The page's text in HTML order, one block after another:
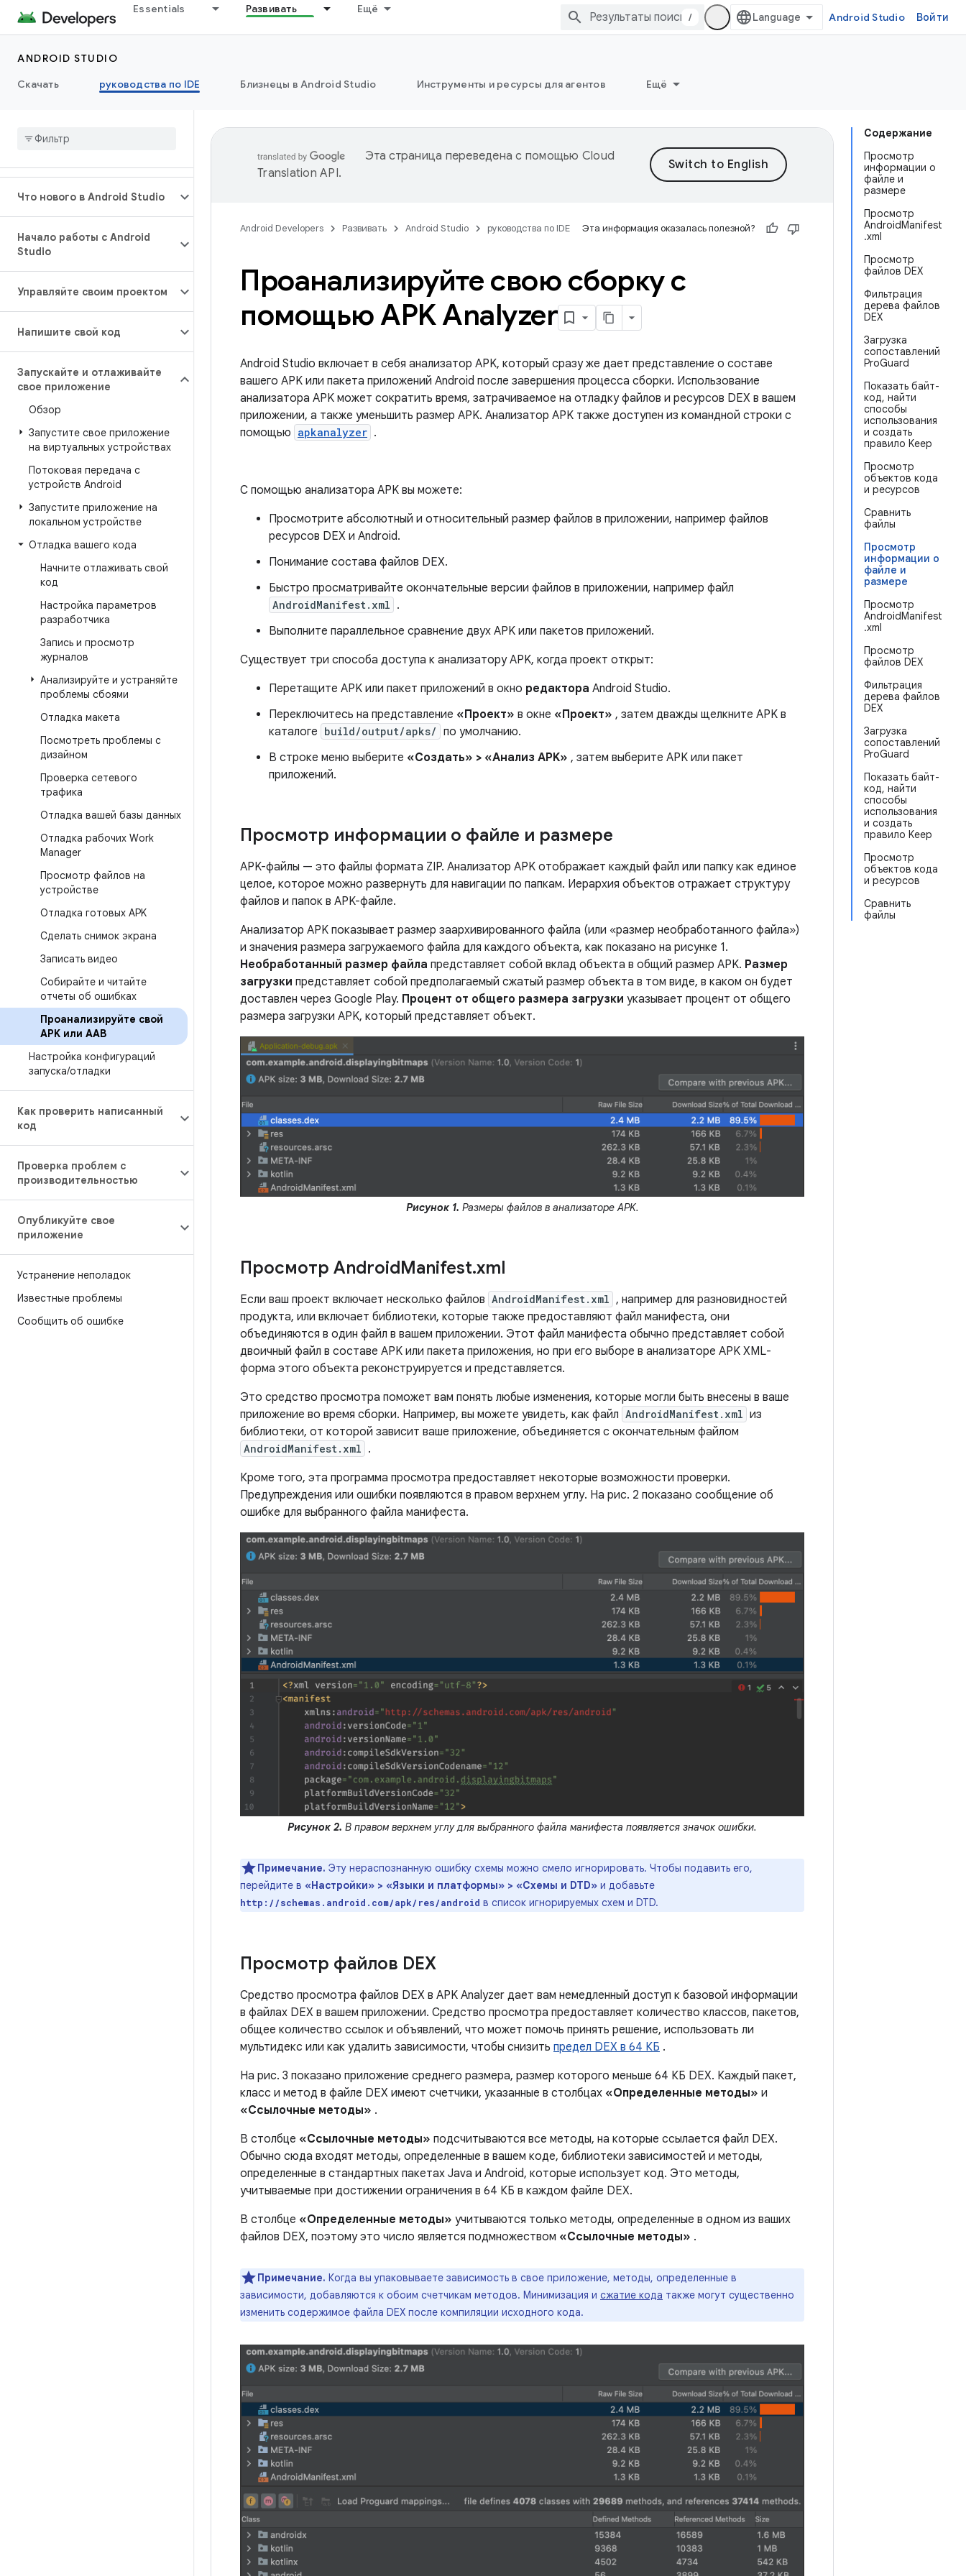
Essentials Развивать Ещё
/ Android Studio Войти
ANDROID STUDIO
Скачать
руководства по IDE Близнецы в Android Studio Инструменты и ресурсы для агентов Ещё
Что нового в Android Studio
Начало работы с Android
Studio
Управляйте своим проектом
Напишите свой код
Запускайте и отлаживайте
свое приложение
Обзор
Запустите свое приложение
на виртуальных устройствах
Потоковая передача с
устройств Android
Запустите приложение на
локальном устройстве
Отладка вашего кода
Начните отлаживать свой
код
Настройка параметров
разработчика
Запись и просмотр
журналов
Анализируйте и устраняйте
проблемы сбоями
Отладка макета
Посмотреть проблемы с
дизайном
Проверка сетевого
трафика
Отладка вашей базы данных
Отладка рабочих Work
Manager
Просмотр файлов на
устройстве
Отладка готовых APK
Сделать снимок экрана
Записать видео
Собирайте и читайте
отчеты об ошибках
Проанализируйте свой
APK или AAB
Настройка конфигураций
запуска/отладки
Как проверить написанный
код
Проверка проблем с
производительностью
Опубликуйте свое
приложение
Устранение неполадок
Известные проблемы
Сообщить об ошибке
Содержание
Просмотр
информации о
файле и
размере
Просмотр
AndroidManifest
.xml
Просмотр
файлов DEX
Фильтрация
дерева файлов
DEX
Загрузка
сопоставлений
ProGuard
Показать байт-
код, найти
способы
использования
и создать
правило Keep
Просмотр
объектов кода
и ресурсов
Сравнить
файлы
Просмотр
информации о
файле и
размере
Просмотр
AndroidManifest
.xml
Просмотр
файлов DEX
Фильтрация
дерева файлов
DEX
Загрузка
сопоставлений
ProGuard
Показать байт-
код, найти
способы
использования
и создать
правило Keep
Просмотр
объектов кода
и ресурсов
Сравнить
файлы
Эта страница переведена с помощью Cloud
Translation API.
Android Developers Развивать Android Studio руководства по IDE Эта информация оказалась полезной?
Проанализируйте свою сборку с
помощью APK Analyzer
Android Studio включает в себя анализатор APK, который сразу же дает представление о составе
вашего APK или пакета приложений Android после завершения процесса сборки. Использование
анализатора APK может сократить время, затрачиваемое на отладку файлов и ресурсов DEX в вашем
приложении, а также уменьшить размер APK. Анализатор APK также доступен из командной строки с
помощью apkanalyzer .
С помощью анализатора APK вы можете:
Просмотрите абсолютный и относительный размер файлов в приложении, например файлов
ресурсов DEX и Android.
Понимание состава файлов DEX.
Быстро просматривайте окончательные версии файлов в приложении, например файл
AndroidManifest.xml .
Выполните параллельное сравнение двух APK или пакетов приложений.
Существует три способа доступа к анализатору APK, когда проект открыт:
Перетащите APK или пакет приложений в окно редактора Android Studio.
Переключитесь на представление «Проект» в окне «Проект» , затем дважды щелкните APK в
каталоге build/output/apks/ по умолчанию.
В строке меню выберите «Создать» > «Анализ APK» , затем выберите APK или пакет
приложений.
Просмотр информации о файле и размере
APK-файлы — это файлы формата ZIP. Анализатор APK отображает каждый файл или папку как единое
целое, которое можно развернуть для навигации по папкам. Иерархия объектов отражает структуру
файлов и папок в APK-файле.
Анализатор APK показывает размер заархивированного файла (или «размер необработанного файла»)
и значения размера загружаемого файла для каждого объекта, как показано на рисунке 1.
Необработанный размер файла представляет собой вклад объекта в общий размер APK. Размер
загрузки представляет собой предполагаемый сжатый размер объекта в том виде, в каком он будет
доставлен через Google Play. Процент от общего размера загрузки указывает процент от общего
размера загрузки APK, который представляет объект.
Рисунок 1. Размеры файлов в анализаторе APK.
Просмотр AndroidManifest.xml
Если ваш проект включает несколько файлов AndroidManifest.xml , например для разновидностей
продукта, или включает библиотеки, которые также предоставляют файл манифеста, они
объединяются в один файл в вашем приложении. Этот файл манифеста обычно представляет собой
двоичный файл в составе APK или пакета приложения, но при его выборе в анализаторе APK XML-
форма этого объекта реконструируется и представляется.
Это средство просмотра поможет вам понять любые изменения, которые могли быть внесены в ваше
приложение во время сборки. Например, вы можете увидеть, как файл AndroidManifest.xml из
библиотеки, от которой зависит ваше приложение, объединяется с окончательным файлом
AndroidManifest.xml .
Кроме того, эта программа просмотра предоставляет некоторые возможности проверки.
Предупреждения или ошибки появляются в правом верхнем углу. На рис. 2 показано сообщение об
ошибке для выбранного файла манифеста.
Рисунок 2. В правом верхнем углу для выбранного файла манифеста появляется значок ошибки.
Примечание. Эту нераспознанную ошибку схемы можно смело игнорировать. Чтобы подавить его,
перейдите в «Настройки» > «Языки и платформы» > «Схемы и DTD» и добавьте
http://schemas.android.com/apk/res/android в список игнорируемых схем и DTD.
Просмотр файлов DEX
Средство просмотра файлов DEX в APK Analyzer дает вам немедленный доступ к базовой информации
в файлах DEX в вашем приложении. Средство просмотра предоставляет количество классов, пакетов,
общее количество ссылок и объявлений, что может помочь принять решение, использовать ли
мультидекс или как удалить зависимости, чтобы снизить предел DEX в 64 КБ .
На рис. 3 показано приложение среднего размера, размер которого меньше 64 КБ DEX. Каждый пакет,
класс и метод в файле DEX имеют счетчики, указанные в столбцах «Определенные методы» и
«Ссылочные методы» .
В столбце «Ссылочные методы» подсчитываются все методы, на которые ссылается файл DEX.
Обычно сюда входят методы, определенные в вашем коде, библиотеки зависимостей и методы,
определенные в стандартных пакетах Java и Android, которые использует код. Это методы,
учитываемые при достижении ограничения в 64 КБ в каждом файле DEX.
В столбце «Определенные методы» учитываются только методы, определенные в одном из ваших
файлов DEX, поэтому это число является подмножеством «Ссылочные методы» .
Примечание. Когда вы упаковываете зависимость в свое приложение, методы, определенные в
зависимости, добавляются к обоим счетчикам методов. Минимизация и сжатие кода также могут существенно
изменить содержимое файла DEX после компиляции исходного кода.